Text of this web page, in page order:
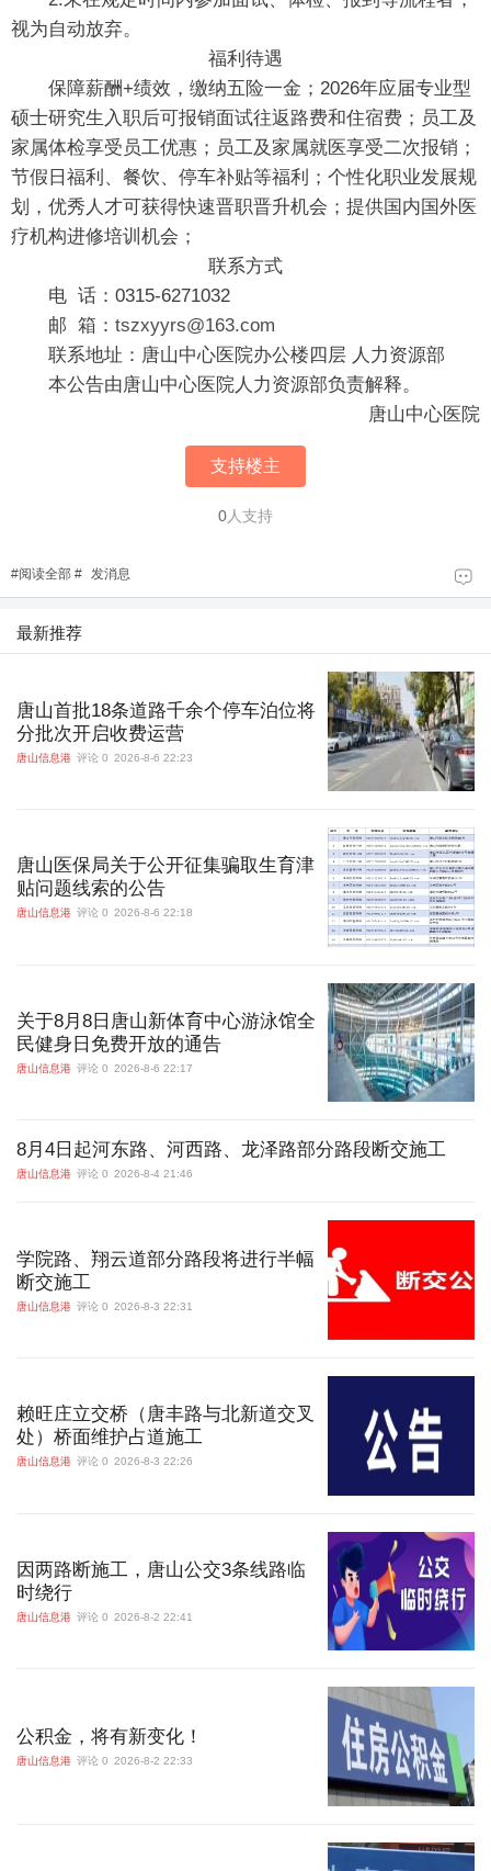
视为自动放弃。
福利待遇
保障薪酬+绩效，缴纳五险一金；2026年应届专业型
硕士研究生入职后可报销面试往返路费和住宿费；员工及
家属体检享受员工优惠；员工及家属就医享受二次报销；
节假日福利、餐饮、停车补贴等福利；个性化职业发展规
划，优秀人才可获得快速晋职晋升机会；提供国内国外医
疗机构进修培训机会；
联系方式
电 话：0315-6271032
邮 箱： tszxyyrs@163.com
联系地址：唐山中心医院办公楼四层 人力资源部
本公告由唐山中心医院人力资源部负责解释。
唐山中心医院
支持楼主
0人支持
#阅读全部 # 发消息
最新推荐
唐山首批18条道路千余个停车泊位将
分批次开启收费运营
唐山信息港 评论 0 2026-8-6 22:23
唐山医保局关于公开征集骗取生育津
贴问题线索的公告
唐山信息港 评论 0 2026-8-6 22:18
关于8月8日唐山新体育中心游泳馆全
民健身日免费开放的通告
唐山信息港 评论 0 2026-8-6 22:17
8月4日起河东路、河西路、龙泽路部分路段断交施工
唐山信息港 评论 0 2026-8-4 21:46
学院路、翔云道部分路段将进行半幅
断交施工
唐山信息港 评论 0 2026-8-3 22:31
赖旺庄立交桥（唐丰路与北新道交叉
处）桥面维护占道施工
唐山信息港 评论 0 2026-8-3 22:26
因两路断施工，唐山公交3条线路临
时绕行
唐山信息港 评论 0 2026-8-2 22:41
公积金，将有新变化！
唐山信息港 评论 0 2026-8-2 22:33